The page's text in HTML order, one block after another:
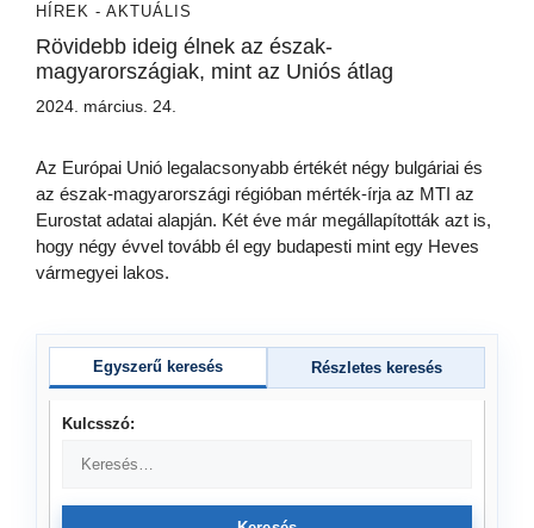
HÍREK - AKTUÁLIS
Rövidebb ideig élnek az észak-
magyarországiak, mint az Uniós átlag
2024. március. 24.
Az Európai Unió legalacsonyabb értékét négy bulgáriai és
az észak-magyarországi régióban mérték-írja az MTI az
Eurostat adatai alapján. Két éve már megállapították azt is,
hogy négy évvel tovább él egy budapesti mint egy Heves
vármegyei lakos.
Egyszerű keresés Részletes keresés
Kulcsszó: